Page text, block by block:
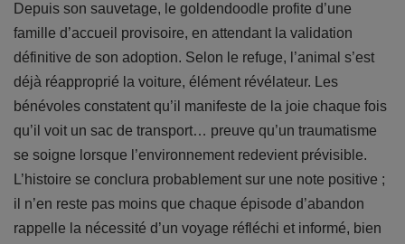
Depuis son sauvetage, le goldendoodle profite d’une
famille d’accueil provisoire, en attendant la validation
définitive de son adoption. Selon le refuge, l’animal s’est
déjà réapproprié la voiture, élément révélateur. Les
bénévoles constatent qu’il manifeste de la joie chaque fois
qu’il voit un sac de transport… preuve qu’un traumatisme
se soigne lorsque l’environnement redevient prévisible.
L’histoire se conclura probablement sur une note positive ;
il n’en reste pas moins que chaque épisode d’abandon
rappelle la nécessité d’un voyage réfléchi et informé, bien